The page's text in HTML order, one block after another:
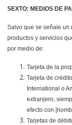
SEXTO: MEDIOS DE
Salvo que se señale un
productos y servicios
por medio de:
Tarjeta de la
Tarjeta de
International o
extranjero,
efecto con
Tarjetas de